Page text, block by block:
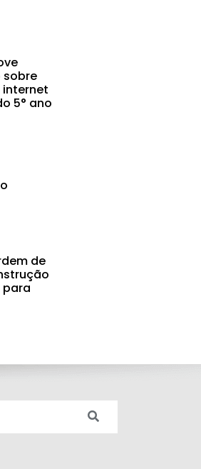
sobre
internet
5° ano
de
para